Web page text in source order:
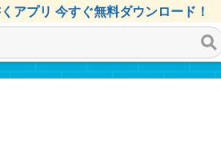
アプリ 今すぐ無料ダウンロード！